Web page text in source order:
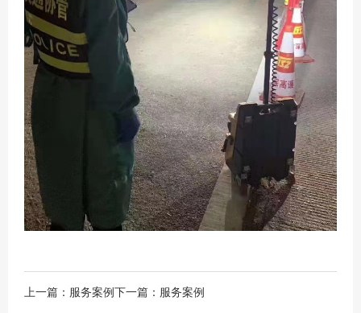
上一篇：服务案例下一篇：服务案例